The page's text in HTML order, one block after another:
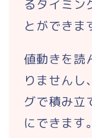
るタイミン
とができま
値動きを読
りませんし
グで積み立
にできます。